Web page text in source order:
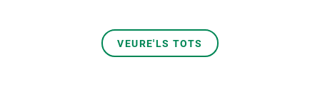
VEURE'LS TOTS